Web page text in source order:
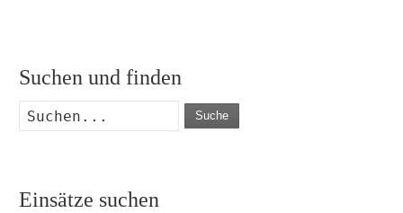
Suchen und finden
Suche
Einsätze suchen